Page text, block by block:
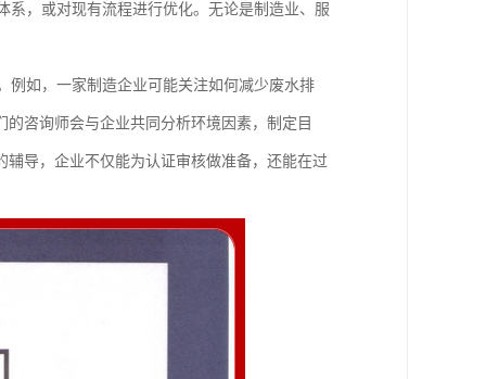
系，或对现有流程进行优化。无论是制造业、服
例如，一家制造企业可能关注如何减少废水排
咨询师会与企业共同分析环境因素，制定目
导，企业不仅能为认证审核做准备，还能在过